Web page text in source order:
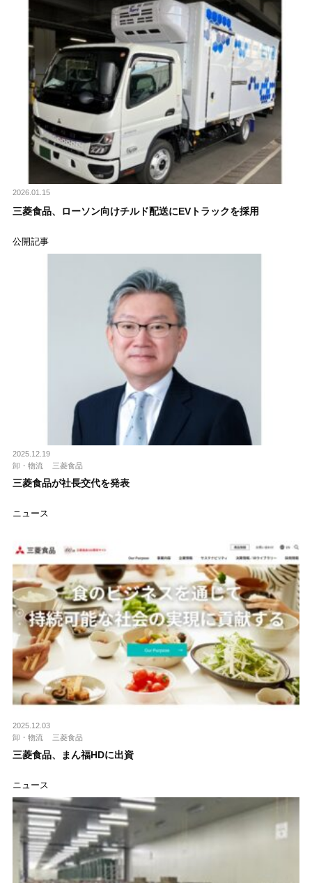
2026.01.15
三菱食品、ローソン向けチルド配送にEVトラックを採用
公開記事
2025.12.19
卸・物流
三菱食品
三菱食品が社長交代を発表
ニュース
2025.12.03
卸・物流
三菱食品
三菱食品、まん福HDに出資
ニュース